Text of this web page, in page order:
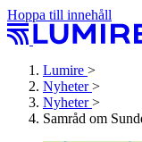
Hoppa till innehåll
Lumire >
Nyheter >
Nyheter >
Samråd om